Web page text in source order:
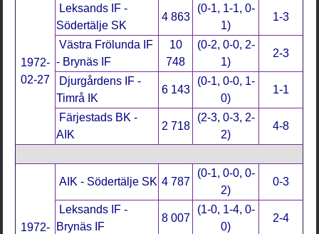
1972-
02-27
Leksands IF -
Södertälje SK
4 863
(0-1, 1-1, 0-
1)
1-3
Västra Frölunda IF
- Brynäs IF
10
748
(0-2, 0-0, 2-
1)
2-3
Djurgårdens IF -
Timrå IK
6 143
(0-1, 0-0, 1-
0)
1-1
Färjestads BK -
AIK
2 718
(2-3, 0-3, 2-
2)
4-8
1972-
AIK - Södertälje SK 4 787
(0-1, 0-0, 0-
2)
0-3
Leksands IF -
Brynäs IF
8 007
(1-0, 1-4, 0-
0)
2-4